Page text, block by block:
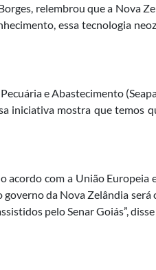
relembrou que a Nova
essa tecnologia
e Abastecimento
iniciativa mostra que temos
acordo com a União
da Nova Zelândia
pelo Senar Goiás”,